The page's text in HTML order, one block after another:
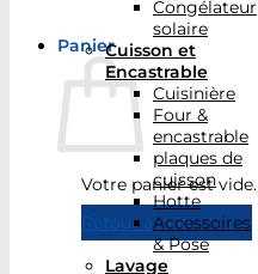
Panier
Votre panier est vide.
Retour à la boutique
Congélateur
solaire
Cuisson et
Encastrable
Cuisinière
Four &
encastrable
plaques de
cuisson
Hotte
Accessoires
& Pose
Lavage